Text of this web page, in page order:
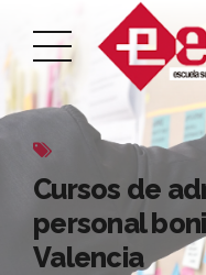
Cursos de
personal
Valencia